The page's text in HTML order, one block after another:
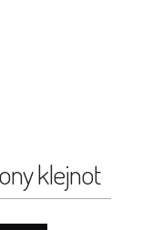
klejnot